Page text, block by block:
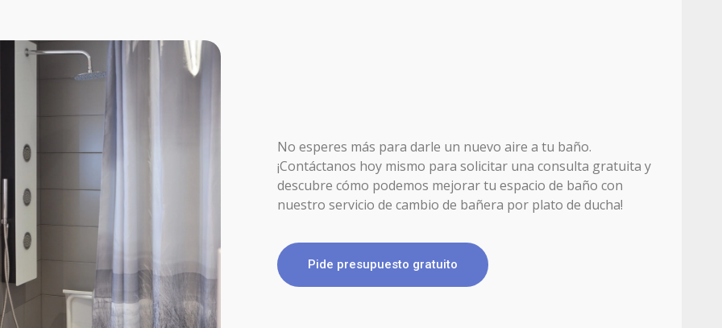
No esperes más para darle un nuevo aire a tu baño.
¡Contáctanos hoy mismo para solicitar una consulta gratuita y
descubre cómo podemos mejorar tu espacio de baño con
nuestro servicio de cambio de bañera por plato de ducha!
Pide presupuesto gratuito